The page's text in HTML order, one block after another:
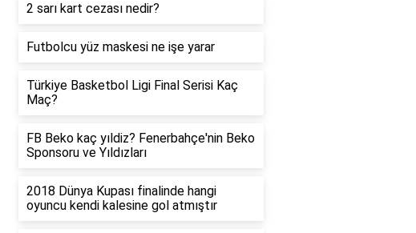
2 sarı kart cezası nedir?
Futbolcu yüz maskesi ne işe yarar
Türkiye Basketbol Ligi Final Serisi Kaç
Maç?
FB Beko kaç yıldiz? Fenerbahçe'nin Beko
Sponsoru ve Yıldızları
2018 Dünya Kupası finalinde hangi
oyuncu kendi kalesine gol atmıştır